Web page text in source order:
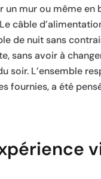
un mur ou même
câble
de nuit sans
sans avoir à
L’ensemble
a été